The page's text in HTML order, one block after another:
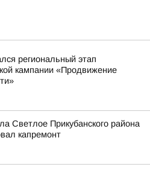
региональный этап
кампании «Продвижение
Светлое Прикубанского района
капремонт